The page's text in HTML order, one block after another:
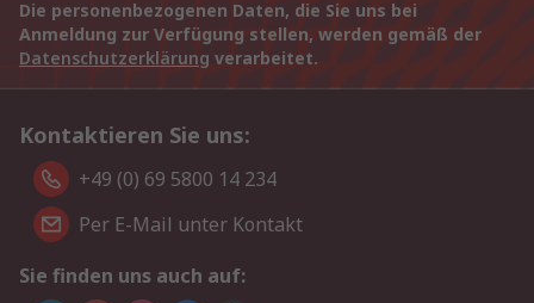
Die personenbezogenen Daten, die Sie uns bei
Anmeldung zur Verfügung stellen, werden gemäß der
Datenschutzerklärung verarbeitet.
Kontaktieren Sie uns:
+49 (0) 69 5800 14 234
Per E-Mail unter Kontakt
Sie finden uns auch auf: